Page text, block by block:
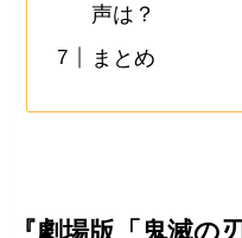
声は？
まとめ
『劇場版「鬼滅の